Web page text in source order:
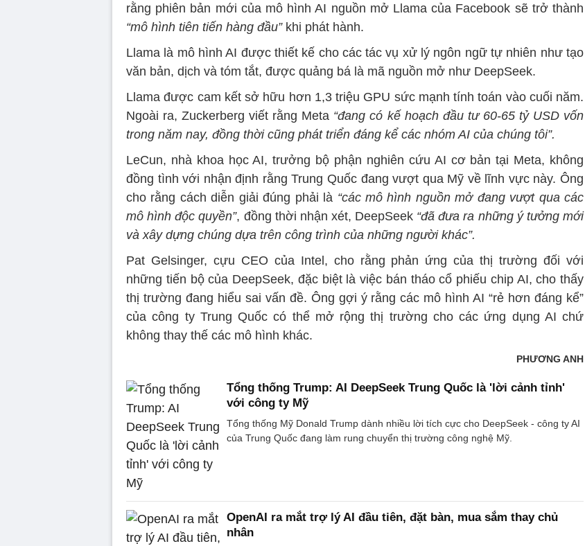
rằng phiên bản mới của mô hình AI nguồn mở Llama của Facebook sẽ trở thành
“mô hình tiên tiến hàng đầu”khi phát hành.
Llama là mô hình AI được thiết kế cho các tác vụ xử lý ngôn ngữ tự nhiên như tạo
văn bản, dịch và tóm tắt, được quảng bá là mã nguồn mở như DeepSeek.
Llama được cam kết sở hữu hơn 1,3 triệu GPU sức mạnh tính toán vào cuối năm.
Ngoài ra, Zuckerberg viết rằng Meta “đang có kế hoạch đầu tư 60-65 tỷ USD vốn
trong năm nay, đồng thời cũng phát triển đáng kể các nhóm AI của chúng tôi”.
LeCun, nhà khoa học AI, trưởng bộ phận nghiên cứu AI cơ bản tại Meta, không
đồng tình với nhận định rằng Trung Quốc đang vượt qua Mỹ về lĩnh vực này. Ông
cho rằng cách diễn giải đúng phải là “các mô hình nguồn mở đang vượt qua các
mô hình độc quyền”, đồng thời nhận xét, DeepSeek “đã đưa ra những ý tưởng mới
và xây dựng chúng dựa trên công trình của những người khác”.
Pat Gelsinger, cựu CEO của Intel, cho rằng phản ứng của thị trường đối với
những tiến bộ của DeepSeek, đặc biệt là việc bán tháo cổ phiếu chip AI, cho thấy
thị trường đang hiểu sai vấn đề. Ông gợi ý rằng các mô hình AI “rẻ hơn đáng kể”
của công ty Trung Quốc có thể mở rộng thị trường cho các ứng dụng AI chứ
không thay thế các mô hình khác.
PHƯƠNG ANH
Tổng thống Trump: AI DeepSeek Trung Quốc là 'lời cảnh tỉnh'
với công ty Mỹ
Tổng thống Mỹ Donald Trump dành nhiều lời tích cực cho DeepSeek - công ty AI
của Trung Quốc đang làm rung chuyển thị trường công nghệ Mỹ.
OpenAI ra mắt trợ lý AI đầu tiên, đặt bàn, mua sắm thay chủ
nhân